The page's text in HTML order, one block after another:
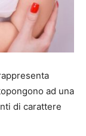
ad una
di carattere